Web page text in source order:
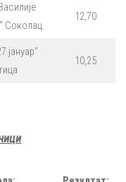
Соколац
12,70
10,25